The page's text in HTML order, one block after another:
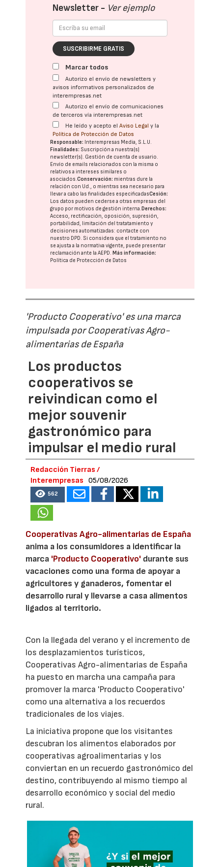
Newsletter - Ver ejemplo
SUSCRIBIRME GRATIS
Marcar todos
Autorizo el envío de newsletters y
avisos informativos personalizados de
interempresas.net
Autorizo el envío de comunicaciones
de terceros vía interempresas.net
He leído y acepto elAviso Legal y la
Política de Protección de Datos
Responsable: Interempresas Media, S.L.U.
Finalidades: Suscripción a nuestra(s)
newsletter(s). Gestión de cuenta de usuario.
Envío de emails relacionados con la misma o
relativos a intereses similares o
asociados.Conservación: mientras dure la
relación con Ud., o mientras sea necesario para
llevar a cabo las finalidades especificadasCesión:
Los datos pueden cederse a otras empresas del
grupo por motivos de gestión interna.Derechos:
Acceso, rectificación, oposición, supresión,
portabilidad, limitación del tratatamiento y
decisiones automatizadas: contacte con
nuestro DPD . Si considera que el tratamiento no
se ajusta a la normativa vigente, puede presentar
reclamación ante laAEPD .Más información:
Política de Protección de Datos
'Producto Cooperativo' es una marca
impulsada por Cooperativas Agro-
alimentarias de España
Los productos
cooperativos se
reivindican como el
mejor souvenir
gastronómico para
impulsar el medio rural
Redacción Tierras /
Interempresas
05/08/2026
562
Cooperativas Agro-alimentarias de España
anima a los consumidores a identificar la
marca 'Producto Cooperativo' durante sus
vacaciones como una forma de apoyar a
agricultores y ganaderos, fomentar el
desarrollo rural y llevarse a casa alimentos
ligados al territorio.
Con la llegada del verano y el incremento de
los desplazamientos turísticos,
Cooperativas Agro-alimentarias de España
ha puesto en marcha una campaña para
promover la marca 'Producto Cooperativo'
como una alternativa a los recuerdos
tradicionales de los viajes.
La iniciativa propone que los visitantes
descubran los alimentos elaborados por
cooperativas agroalimentarias y los
conviertan en un recuerdo gastronómico del
destino, contribuyendo al mismo tiempo al
desarrollo económico y social del medio
rural.